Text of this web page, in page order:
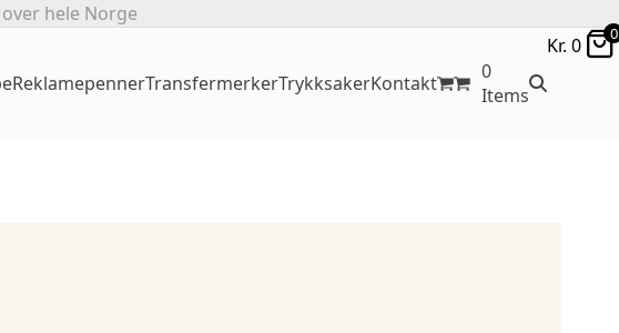
hele Norge
ReklamepennerTransfermerkerTrykksakerKontakt
0
Items
Kr. 0 0